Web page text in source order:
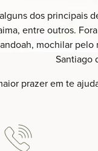
dos principais
entre outros.
mochilar
Santiago
prazer em te